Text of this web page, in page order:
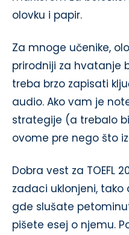
olovku i papir.
Za mnoge učenike,
prirodniji za hvatanje
treba brzo zapisati
audio. Ako vam je
strategije (a trebalo
ovome pre nego što
Dobra vest za TOEFL
zadaci uklonjeni,
gde slušate
pišete esej o njemu.